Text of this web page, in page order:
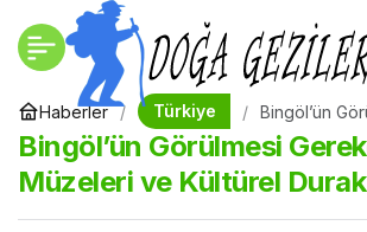
Haberler Türkiye
Bingöl’ün
Müzeleri ve
Bingöl’ün Görülmesi
Müzeleri ve Kültürel
Bingöl’ün Görülmesi
Gereken Müzeleri ve
Kültürel Durakları
+